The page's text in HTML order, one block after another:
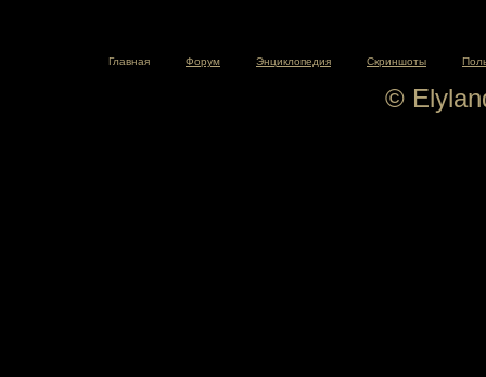
Главная Форум Энциклопедия Скриншоты
©